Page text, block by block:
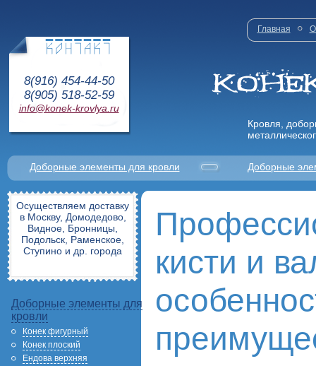
8(916) 454-44-50
8(905) 518-52-59
info@konek-krovlya.ru
Главная О
Кровля,
Доборные элементы для кровли Доборные
Осуществляем доставку
в Москву, Домодедово,
Видное, Бронницы,
Подольск, Раменское,
Ступино и др. города
Доборные элементы для
кровли
Конек фигурный
Конек плоский
Ендова верхняя
кисти и